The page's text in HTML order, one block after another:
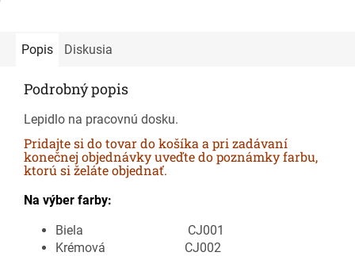
Popis Diskusia
Podrobný popis
Lepidlo na pracovnú dosku.
Pridajte si do tovar do košíka a pri zadávaní
konečnej objednávky uveďte do poznámky farbu,
ktorú si želáte objednať.
Na výber farby:
Biela CJ001
Krémová CJ002